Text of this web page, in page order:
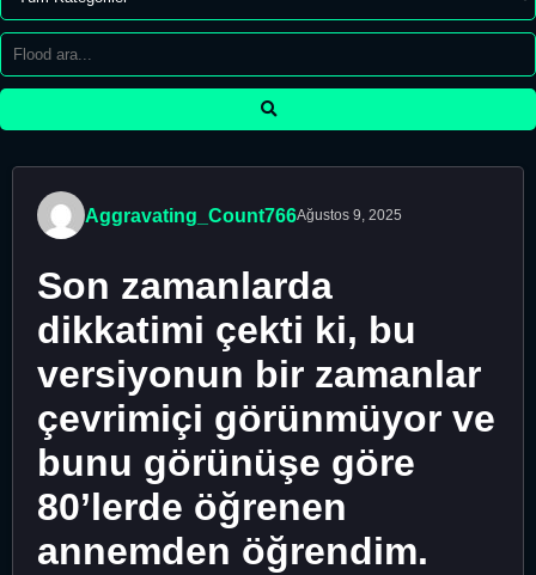
Aggravating_Count766Ağustos 9, 2025
Son zamanlarda
dikkatimi çekti ki, bu
versiyonun bir zamanlar
çevrimiçi görünmüyor ve
bunu görünüşe göre
80’lerde öğrenen
annemden öğrendim.